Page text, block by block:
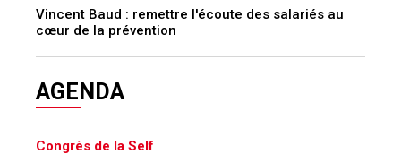
Vincent Baud : remettre l'écoute des salariés au
cœur de la prévention
AGENDA
Congrès de la Self